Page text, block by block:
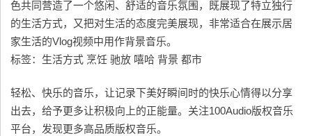
色共同营造了一个悠闲、舒适的音乐氛围，既展现了特立独行
的生活方式，又把对生活的态度完美展现，非常适合在展示居
家生活的Vlog视频中用作背景音乐。
标签：生活方式 烹饪 驰放 嘻哈 背景 都市
轻松、快乐的音乐，让记录下美好瞬间时的快乐心情得以分享
出去，给予更多让积极向上的正能量。关注100Audio版权音乐
平台，发现更多高品质版权音乐。